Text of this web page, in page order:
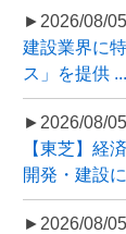
►2026/08/
建設業界に
ス」を提供 ...
►2026/08/
【東芝】経
開発・建設
►2026/08/